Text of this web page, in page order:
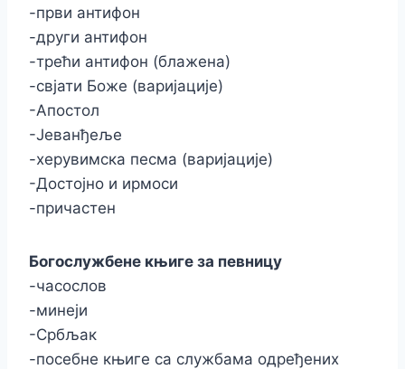
-први антифон
-други антифон
-трећи антифон (блажена)
-свјати Боже (варијације)
-Апостол
-Јеванђеље
-херувимска песма (варијације)
-Достојно и ирмоси
-причастен
Богослужбене књиге за певницу
-часослов
-минеји
-Србљак
-посебне књиге са службама одређених